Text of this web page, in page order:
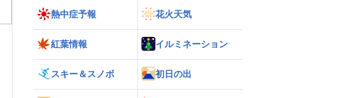
熱中症予報 花火天気
紅葉情報 イルミネーション
スキー＆スノボ 初日の出